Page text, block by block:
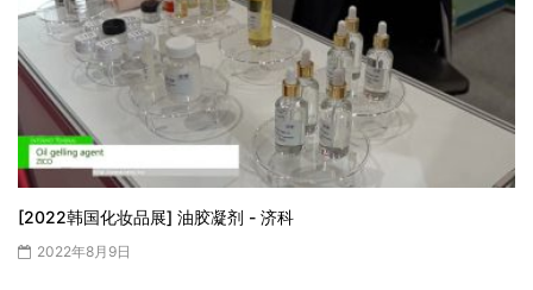
[2022韩国化妆品展] 油胶凝剂 - 济科
2022年8月9日